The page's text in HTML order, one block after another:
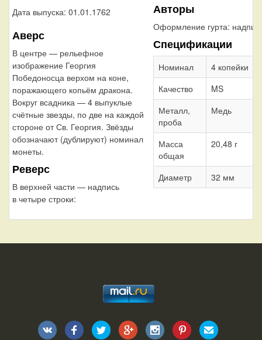
Дата выпуска: 01.01.1762
Аверс
В центре — рельефное
изображение Георгия
Победоносца верхом на коне,
поражающего копьём дракона.
Вокруг всадника — 4 выпуклые
счётные звезды, по две на каждой
стороне от Св. Георгия. Звёзды
обозначают (дублируют) номинал
монеты.
Реверс
В верхней части — надпись
в четыре строки:
Авторы
Оформление гурта:
Спецификации
Номинал
4 копейки
Качество
MS
Металл,
проба
Медь
Масса
общая
20,48 г
Диаметр 32 мм